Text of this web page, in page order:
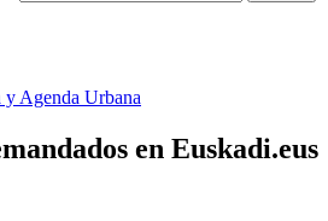
Agenda Urbana
en Euskadi.eus